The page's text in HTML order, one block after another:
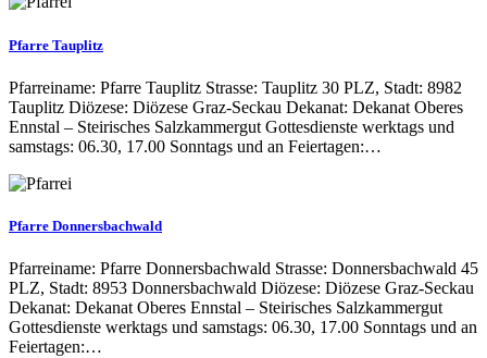
Pfarre Tauplitz
Pfarreiname: Pfarre Tauplitz Strasse: Tauplitz 30 PLZ, Stadt: 8982
Tauplitz Diözese: Diözese Graz-Seckau Dekanat: Dekanat Oberes
Ennstal – Steirisches Salzkammergut Gottesdienste werktags und
samstags: 06.30, 17.00 Sonntags und an Feiertagen:…
Pfarre Donnersbachwald
Pfarreiname: Pfarre Donnersbachwald Strasse: Donnersbachwald 45
PLZ, Stadt: 8953 Donnersbachwald Diözese: Diözese Graz-Seckau
Dekanat: Dekanat Oberes Ennstal – Steirisches Salzkammergut
Gottesdienste werktags und samstags: 06.30, 17.00 Sonntags und an
Feiertagen:…